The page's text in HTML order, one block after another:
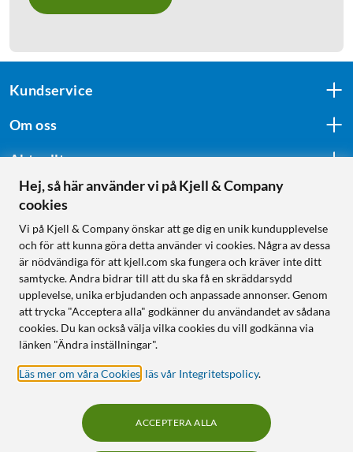
Kundservice
Om oss
Aktuellt
Följ oss
Handla från:
Sverige
Norge
Hej, så här använder vi på Kjell & Company
cookies
Vi på Kjell & Company önskar att ge dig en unik kundupplevelse
och för att kunna göra detta använder vi cookies. Några av dessa
är nödvändiga för att kjell.com ska fungera och kräver inte ditt
samtycke. Andra bidrar till att du ska få en skräddarsydd
upplevelse, unika erbjudanden och anpassade annonser. Genom
att trycka "Acceptera alla" godkänner du användandet av sådana
cookies. Du kan också välja vilka cookies du vill godkänna via
länken "Ändra inställningar".
Läs mer om våra Cookies läs vår Integritetspolicy.
ACCEPTERA ALLA